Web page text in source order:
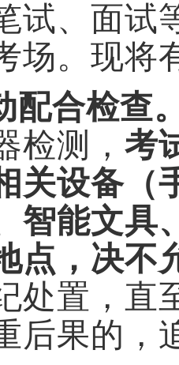
试、面试
场。现将
配合检查
检测， 考
关设备（
智能文具
点，决不
处置，直
后果的，